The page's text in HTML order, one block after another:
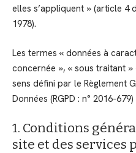
elles s’appliquent » (article 4
1978).
Les termes « données à
concernée », « sous traitant
sens défini par le Règlement
Données (RGPD : n° 2016-679)
1. Conditions
site et des services